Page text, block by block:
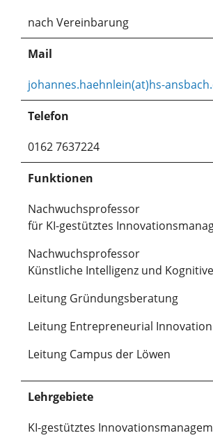
nach Vereinbarung
Mail
johannes.haehnlein(at)hs-
Telefon
0162 7637224
Funktionen
Nachwuchsprofessor
für KI-gestütztes
Nachwuchsprofessor
Künstliche Intelligenz und
Leitung Gründungsberatung
Leitung Entrepreneurial
Leitung Campus der Löwen
Lehrgebiete
KI-gestütztes